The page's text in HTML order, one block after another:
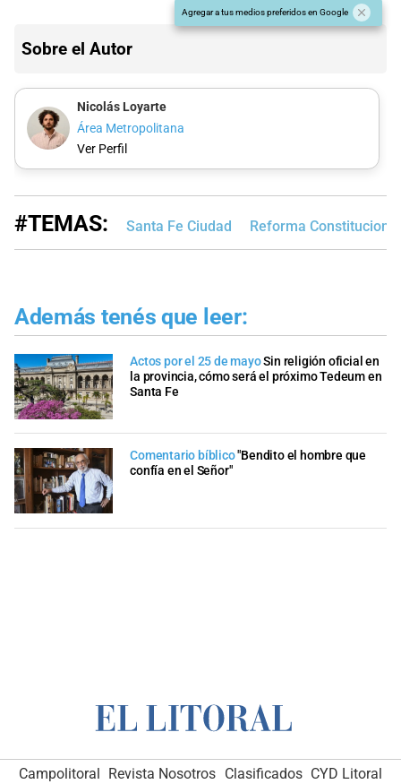
Agregar a tus medios preferidos en Google
Sobre el Autor
Nicolás Loyarte
Área Metropolitana
Ver Perfil
#TEMAS: Santa Fe Ciudad Reforma Constitucional
Además tenés que leer:
Actos por el 25 de mayoSin religión oficial en
la provincia, cómo será el próximo Tedeum en
Santa Fe
Comentario bíblico"Bendito el hombre que
confía en el Señor"
Campolitoral Revista Nosotros Clasificados CYD Litoral